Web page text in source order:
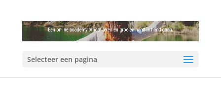
Selecteer een pagina